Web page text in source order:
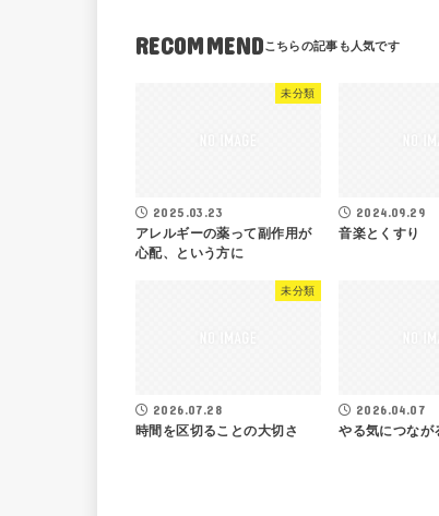
RECOMMEND
未分類
2025.03.23
アレルギーの薬って副作用が
心配、という方に
2024.09.29
音楽とくすり
未分類
2026.07.28
時間を区切ることの大切さ
2026.04.07
やる気につなが